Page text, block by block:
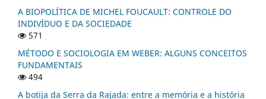
A BIOPOLÍTICA DE MICHEL FOUCAULT: CONTROLE DO
INDIVÍDUO E DA SOCIEDADE
571
MÉTODO E SOCIOLOGIA EM WEBER: ALGUNS CONCEITOS
FUNDAMENTAIS
494
A botija da Serra da Rajada: entre a memória e a história